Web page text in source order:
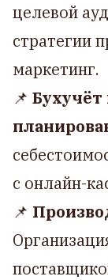
целевой
стратегии
маркетинг.
📌 Бухучёт
с онлайн-
📌